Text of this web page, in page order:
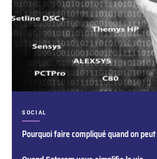
Pourquoi faire compliqué quand on
CATÉGORIES :
SOCIAL